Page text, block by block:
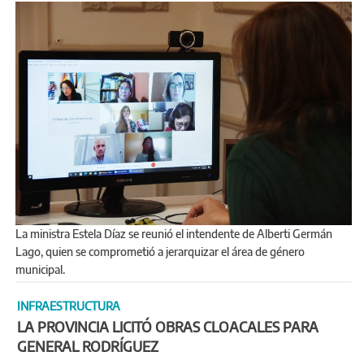
La ministra Estela Díaz se reunió el intendente de Alberti Germán
Lago, quien se comprometió a jerarquizar el área de género
municipal.
INFRAESTRUCTURA
LA PROVINCIA LICITÓ OBRAS CLOACALES PARA
GENERAL RODRÍGUEZ